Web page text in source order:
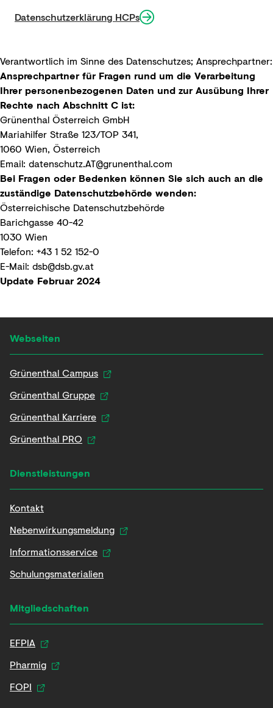
Datenschutzerklärung HCPs
Verantwortlich im Sinne des Datenschutzes; Ansprechpartner:
Ansprechpartner für Fragen rund um die Verarbeitung
Ihrer personenbezogenen Daten und zur Ausübung Ihrer
Rechte nach Abschnitt C ist:
Grünenthal Österreich GmbH
Mariahilfer Straße 123/TOP 341,
1060 Wien, Österreich
Email: datenschutz.AT@grunenthal.com
Bei Fragen oder Bedenken können Sie sich auch an die
zuständige Datenschutzbehörde wenden:
Österreichische Datenschutzbehörde
Barichgasse 40-42
1030 Wien
Telefon: +43 1 52 152-0
E-Mail: dsb@dsb.gv.at
Update Februar 2024
Webseiten
Grünenthal Campus
Grünenthal Gruppe
Grünenthal Karriere
Grünenthal PRO
Dienstleistungen
Kontakt
Nebenwirkungsmeldung
Informationsservice
Schulungsmaterialien
Mitgliedschaften
EFPIA
Pharmig
FOPI